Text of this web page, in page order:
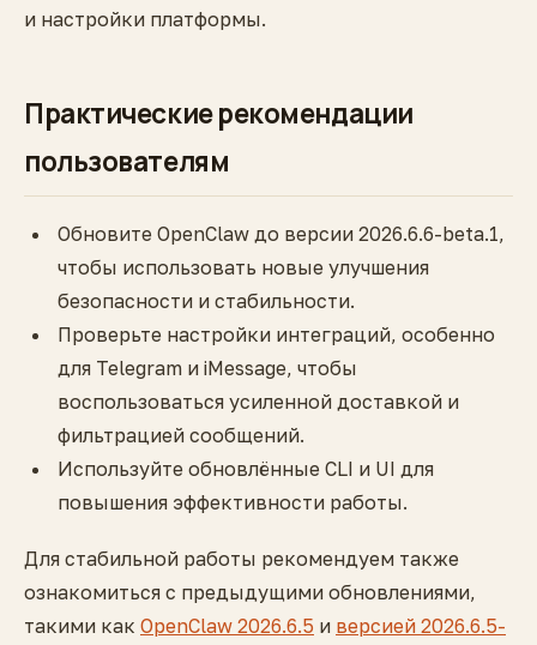
и настройки платформы.
Практические рекомендации
пользователям
Обновите OpenClaw до версии 2026.6.6-beta.1,
чтобы использовать новые улучшения
безопасности и стабильности.
Проверьте настройки интеграций, особенно
для Telegram и iMessage, чтобы
воспользоваться усиленной доставкой и
фильтрацией сообщений.
Используйте обновлённые CLI и UI для
повышения эффективности работы.
Для стабильной работы рекомендуем также
ознакомиться с предыдущими обновлениями,
такими как OpenClaw 2026.6.5 и версией 2026.6.5-